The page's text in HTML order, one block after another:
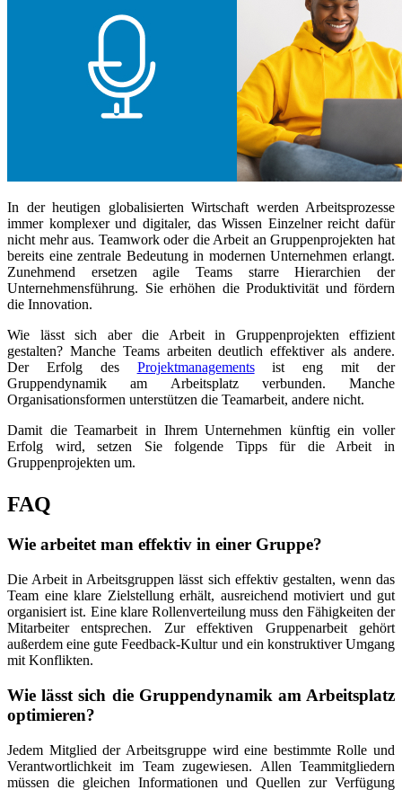
In der heutigen globalisierten Wirtschaft werden Arbeitsprozesse
immer komplexer und digitaler, das Wissen Einzelner reicht dafür
nicht mehr aus. Teamwork oder die Arbeit an Gruppenprojekten hat
bereits eine zentrale Bedeutung in modernen Unternehmen erlangt.
Zunehmend ersetzen agile Teams starre Hierarchien der
Unternehmensführung. Sie erhöhen die Produktivität und fördern
die Innovation.
Wie lässt sich aber die Arbeit in Gruppenprojekten effizient
gestalten? Manche Teams arbeiten deutlich effektiver als andere.
Der Erfolg des Projektmanagementsist eng mit der
Gruppendynamik am Arbeitsplatz verbunden. Manche
Organisationsformen unterstützen die Teamarbeit, andere nicht.
Damit die Teamarbeit in Ihrem Unternehmen künftig ein voller
Erfolg wird, setzen Sie folgende Tipps für die Arbeit in
Gruppenprojekten um.
FAQ
Wie arbeitet man effektiv in einer Gruppe?
Die Arbeit in Arbeitsgruppen lässt sich effektiv gestalten, wenn das
Team eine klare Zielstellung erhält, ausreichend motiviert und gut
organisiert ist. Eine klare Rollenverteilung muss den Fähigkeiten der
Mitarbeiter entsprechen. Zur effektiven Gruppenarbeit gehört
außerdem eine gute Feedback-Kultur und ein konstruktiver Umgang
mit Konflikten.
Wie lässt sich die Gruppendynamik am Arbeitsplatz
optimieren?
Jedem Mitglied der Arbeitsgruppe wird eine bestimmte Rolle und
Verantwortlichkeit im Team zugewiesen. Allen Teammitgliedern
müssen die gleichen Informationen und Quellen zur Verfügung